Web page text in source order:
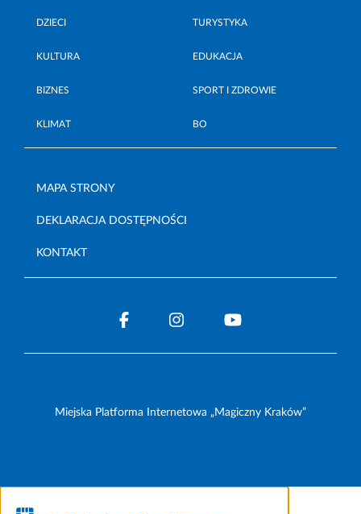
DZIECI TURYSTYKA
KULTURA EDUKACJA
BIZNES SPORT I ZDROWIE
KLIMAT BO
MAPA STRONY
DEKLARACJA DOSTĘPNOŚCI
KONTAKT
Miejska Platforma Internetowa „Magiczny Kraków”